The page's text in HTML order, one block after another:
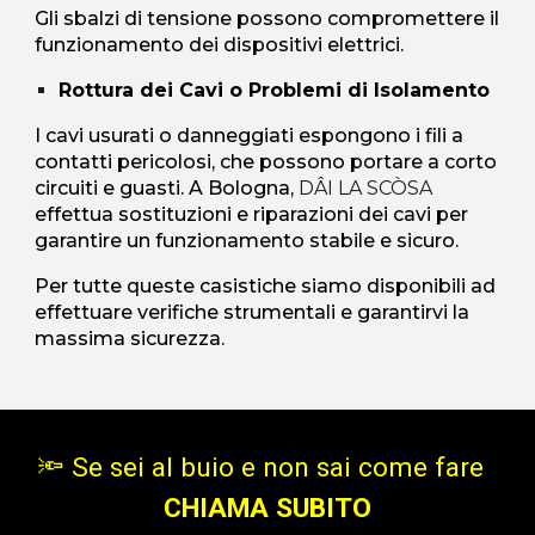
Gli sbalzi di tensione possono compromettere il
funzionamento dei dispositivi elettrici.
Rottura dei Cavi o Problemi di Isolamento
I cavi usurati o danneggiati espongono i fili a
contatti pericolosi, che possono portare a corto
circuiti e guasti. A Bologna, DÂI LA SCÒSA
effettua sostituzioni e riparazioni dei cavi per
garantire un funzionamento stabile e sicuro.
Per tutte queste casistiche siamo disponibili ad
effettuare verifiche strumentali e garantirvi la
massima sicurezza.
🔦 Se sei al buio e non sai come fare
CHIAMA SUBITO